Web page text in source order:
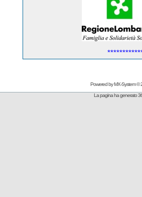
Powered byMX-System©
La pagina ha generato